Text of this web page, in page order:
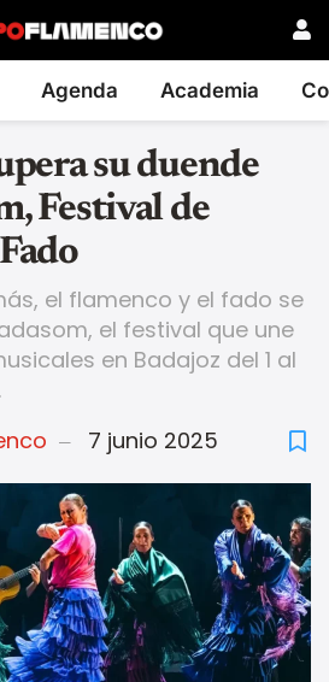
Agenda Academia
su duende
Festival de
el flamenco y el fado se
el festival que une
en Badajoz del 1 al
7 junio 2025